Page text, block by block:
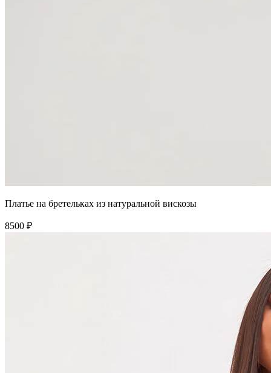
Платье на бретельках из натуральной вискозы
8500 ₽